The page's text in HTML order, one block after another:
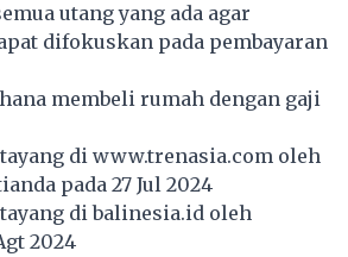
utang yang ada agar
difokuskan pada pembayaran
membeli rumah dengan gaji
di www.trenasia.com oleh
pada 27 Jul 2024
dibalinesia.id oleh
2024